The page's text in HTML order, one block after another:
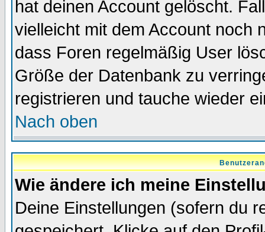
hat deinen Account gelöscht.
vielleicht mit dem Account noch
dass Foren regelmäßig User
Größe der Datenbank zu
registrieren und tauche wieder
Nach oben
Wie ändere ich meine
Deine Einstellungen (sofern du